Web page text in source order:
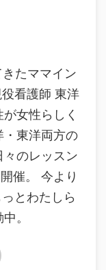
たママイン
看護師 東洋
女性らしく
東洋両方の
のレッスン
催。 今より
とわたしら
。